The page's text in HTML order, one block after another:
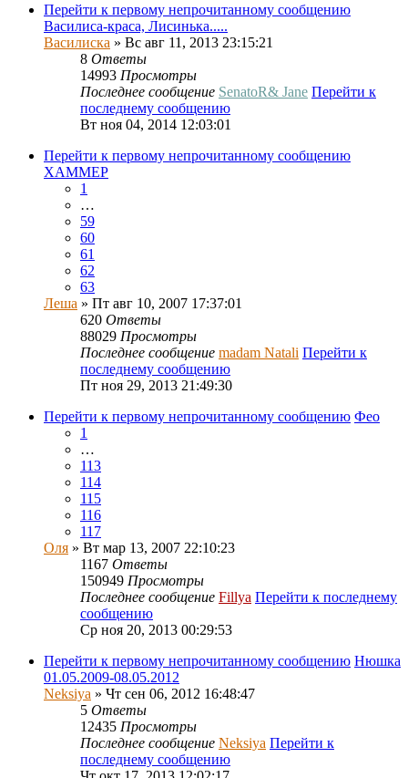
Перейти к первому непрочитанному сообщению
Василиса-краса, Лисинька.....
Василиска » Вс авг 11, 2013 23:15:21
8 Ответы
14993 Просмотры
Последнее сообщение SenatoR& Jane Перейти к
последнему сообщению
Вт ноя 04, 2014 12:03:01
Перейти к первому непрочитанному сообщению
ХАММЕР
1
…
59
60
61
62
63
Леша » Пт авг 10, 2007 17:37:01
620 Ответы
88029 Просмотры
Последнее сообщение madam Natali Перейти к
последнему сообщению
Пт ноя 29, 2013 21:49:30
Перейти к первому непрочитанному сообщению Фео
1
…
113
114
115
116
117
Оля » Вт мар 13, 2007 22:10:23
1167 Ответы
150949 Просмотры
Последнее сообщение Fillya Перейти к последнему
сообщению
Ср ноя 20, 2013 00:29:53
Перейти к первому непрочитанному сообщению Нюшка
01.05.2009-08.05.2012
Neksiya » Чт сен 06, 2012 16:48:47
5 Ответы
12435 Просмотры
Последнее сообщение Neksiya Перейти к
последнему сообщению